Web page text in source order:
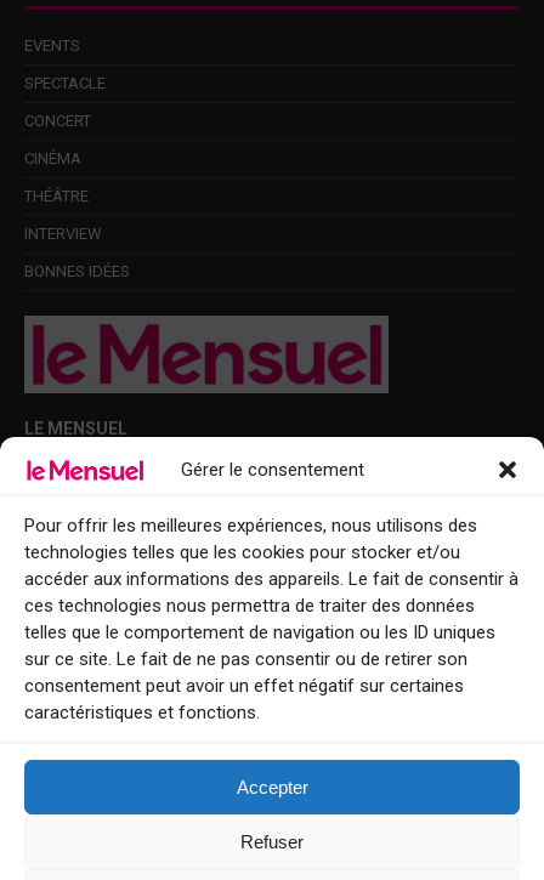
Gérer le consentement
Pour offrir les meilleures expériences, nous utilisons des
technologies telles que les cookies pour stocker et/ou
accéder aux informations des appareils. Le fait de consentir à
ces technologies nous permettra de traiter des données
telles que le comportement de navigation ou les ID uniques
sur ce site. Le fait de ne pas consentir ou de retirer son
consentement peut avoir un effet négatif sur certaines
caractéristiques et fonctions.
Accepter
Refuser
EVENTS
SPECTACLE
CONCERT
CINÉMA
THÉÂTRE
INTERVIEW
BONNES IDÉES
LE MENSUEL
Points de diffusion Var et Alpes-Maritimes : oû trouver Le Mensuel ?
Le Mensuel en PDF : consultez le magazine en ligne
Qui sommes-nous ?
BFM Top Sorties
EVENT
Tourisme week-end : envie de vous évader le temps d’un week-end ou
Explorez nos bonnes adresses
Contact